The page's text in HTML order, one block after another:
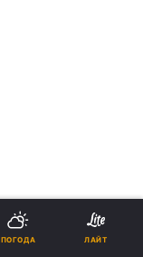
ПОГОДА ЛАЙТ